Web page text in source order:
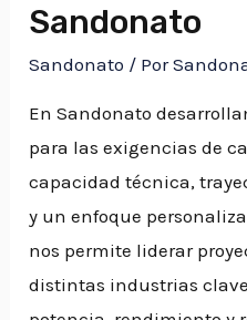
Sandonato
Sandonato / Por
En Sandonato
para las exigencias de
capacidad técnica,
y un enfoque
nos permite liderar
distintas industrias